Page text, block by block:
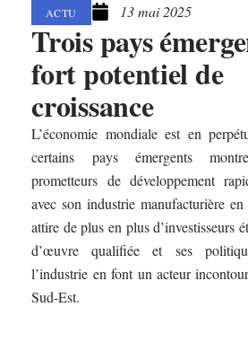
ACTU 13 mai 2025
Trois pays
fort potentiel de
croissance
L’économie mondiale est en
certains pays émergents
prometteurs de développement
avec son industrie manufacturière
attire de plus en plus d’investisseurs
d’œuvre qualifiée et ses
l’industrie en font un acteur
Sud-Est.